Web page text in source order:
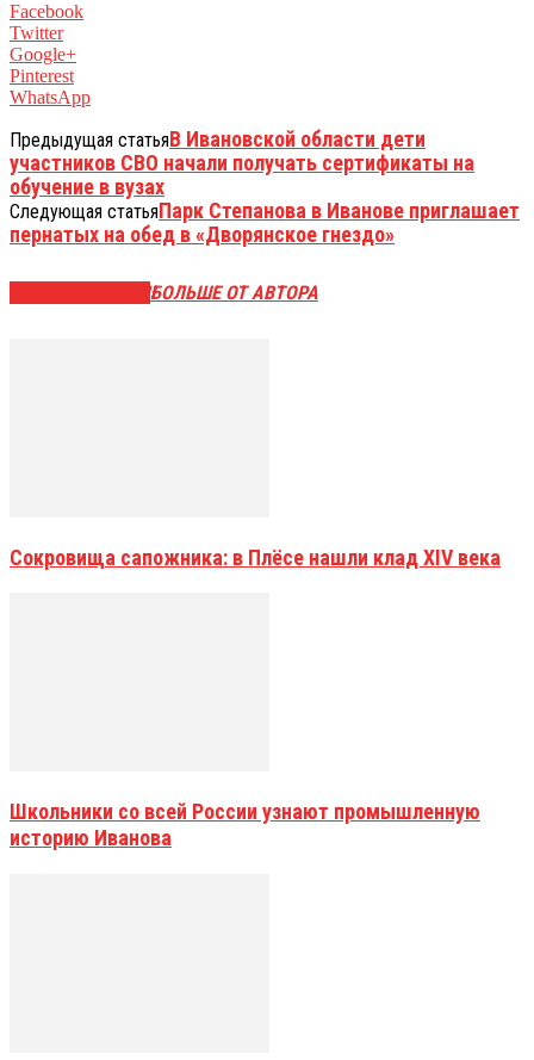
Facebook
Twitter
Google+
Pinterest
WhatsApp
Предыдущая статьяВ Ивановской области дети
участников СВО начали получать сертификаты на
обучение в вузах
Следующая статьяПарк Степанова в Иванове приглашает
пернатых на обед в «Дворянское гнездо»
БОЛЬШЕ ОТ АВТОРА
Сокровища сапожника: в Плёсе нашли клад XIV века
Школьники со всей России узнают промышленную
историю Иванова